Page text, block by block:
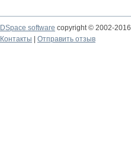
DSpace software copyright © 2002-2016
Контакты
Отправить отзыв